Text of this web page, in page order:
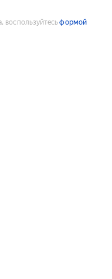
воспользуйтесьформой